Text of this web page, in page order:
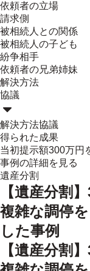
依頼者の立場
請求側
被相続人との関係
被相続人の子ども
紛争相手
依頼者の兄弟姉妹
解決方法
協議
解決方法協議
得られた成果
当初提示額300万円
事例の詳細を見る
遺産分割
【遺産分割
複雑な調停
した事例
【遺産分割